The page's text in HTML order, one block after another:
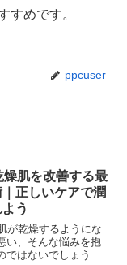
すめです。
ppcuser
燥肌を改善する最
正しいケアで潤
う
が乾燥するようにな
い、そんな悩みを抱
ではないでしょう